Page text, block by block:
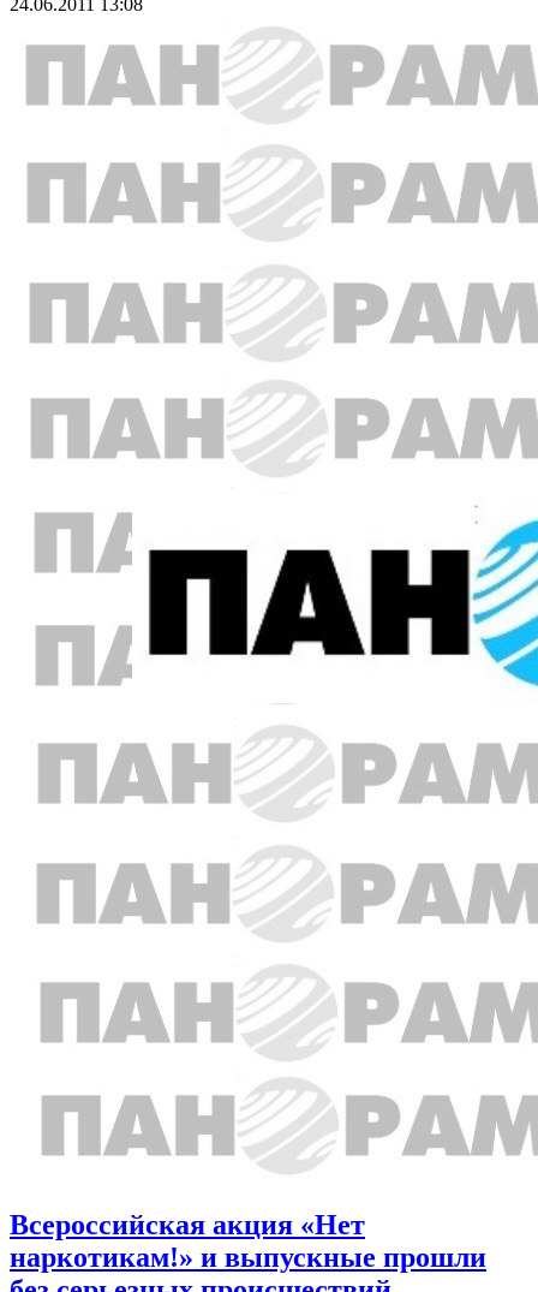
Всероссийская акция «Нет
наркотикам!» и выпускные прошли